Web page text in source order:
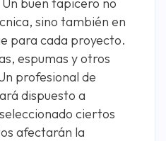
sino también en
para cada proyecto.
espumas y otros
profesional de
dispuesto a
ciertos
afectarán la